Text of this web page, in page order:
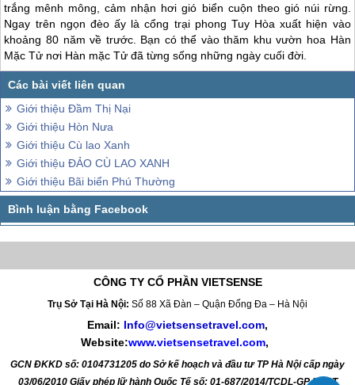
trắng mênh mông, cảm nhận hơi gió biển cuộn theo gió núi rừng.
Ngay trên ngọn đèo ấy là cổng trại phong Tuy Hòa xuất hiện vào
khoảng 80 năm về trước. Bạn có thể vào thăm khu vườn hoa Hàn
Mặc Tử nơi Hàn mặc Tử đã từng sống những ngày cuối đời.
Giới thiệu Đầm Thị Nại
Giới thiệu Hòn Nưa
Giới thiệu Cù lao Xanh
Giới thiệu ĐẢO CÙ LAO XANH
Giới thiệu Bãi biển Phú Thường
CÔNG TY CỔ PHẦN VIETSENSE
Trụ Sở Tại Hà Nội: Số 88 Xã Đàn – Quận Đống Đa – Hà Nội
Email: Info@vietsensetravel.com,
Website:www.vietsensetravel.com,
GCN ĐKKD số: 0104731205 do Sở kế hoạch và đầu tư TP Hà Nội cấp ngày
03/06/2010 Giấy phép lữ hành Quốc Tế số: 01-687/2014/TCDL-GP LHQT